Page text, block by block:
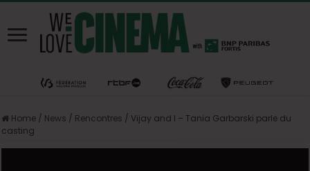
Home / News / Rencontres / Vijay and I – Tania Garbarski parle du
casting